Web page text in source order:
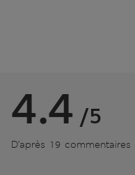
4.4 /5
D’après 19 commentaires